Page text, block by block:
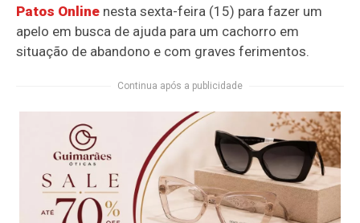
Patos Online nesta sexta-feira (15) para fazer um
apelo em busca de ajuda para um cachorro em
situação de abandono e com graves ferimentos.
Continua após a publicidade